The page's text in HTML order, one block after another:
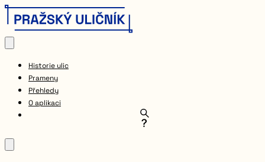
Historie ulic
Prameny
Přehledy
O aplikaci